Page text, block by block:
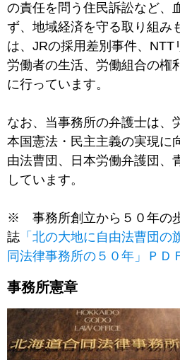
の責任を問う住民訴訟など、
ず、地域経済を守る取り組み
は、JRの採用差別事件、NTT
労働者の生活、労働組合の権
に行っています。
なお、当事務所の弁護士は、
本国憲法・民主主義の実現に
由法曹団、日本労働弁護団、
しています。
※ 事務所創立から５０年の
誌 「北の大地に自由法曹団
同法律事務所の５０年」ＰＤ
事務所憲章